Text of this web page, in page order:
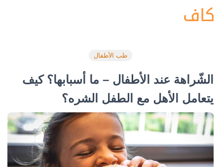
طب الأطفال
الشّراهة عند الأطفال – ما أسبابها؟ كيف
يتعامل الأهل مع الطفل الشره؟